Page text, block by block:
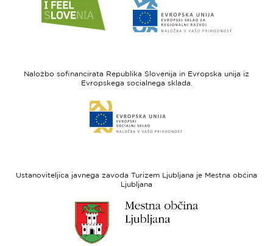
do
spletne
Slovenia
do
spletne
-
regionalni
Naložbo sofinancirata Republika Slovenija in Evropska unija iz
Evropskega socialnega sklada.
do
spletne
sklad
Ustanoviteljica javnega zavoda Turizem Ljubljana je Mestna občina
Ljubljana